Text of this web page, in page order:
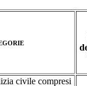
civile compresi